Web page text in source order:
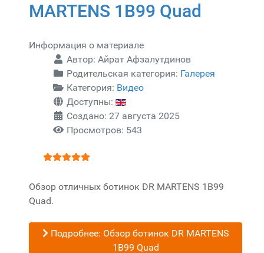
MARTENS 1B99 Quad
Информация о материале
Автор: Айрат Афзалутдинов
Родительская категория: Галерея
Категория: Видео
Доступны:
Создано: 27 августа 2025
Просмотров: 543
Обзор отличных ботинок DR MARTENS 1B99
Quad.
Подробнее: Обзор ботинок DR MARTENS
1B99 Quad